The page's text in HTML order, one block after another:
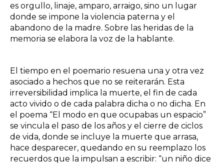
es orgullo, linaje, amparo, arraigo, sino un lugar
donde se impone la violencia paterna y el
abandono de la madre. Sobre las heridas de la
memoria se elabora la voz de la hablante.
El tiempo en el poemario resuena una y otra vez
asociado a hechos que no se reiterarán. Esta
irreversibilidad implica la muerte, el fin de cada
acto vivido o de cada palabra dicha o no dicha. En
el poema “El modo en que ocupabas un espacio”
se vincula el paso de los años y el cierre de ciclos
de vida, donde se incluye la muerte que arrasa,
hace desparecer, quedando en su reemplazo los
recuerdos que la impulsan a escribir: “un niño dice